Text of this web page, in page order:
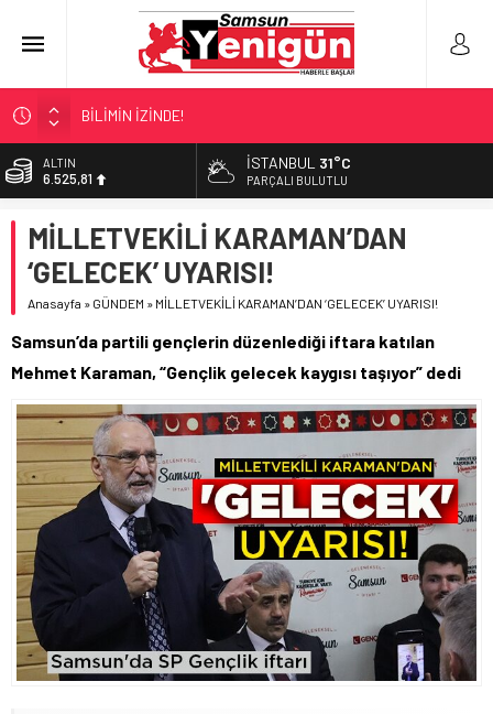
BİLİMİN İZİNDE!
TIR’A ‘ZEHİR’ BASKINI!
FECİ SON!
SAMSUN YANACAK!
ALTIN
6.525,81
13.703,13
DOLAR
47,5932
55,0919
İSTANBUL 31°C
PARÇALI BULUTLU
MİLLETVEKİLİ KARAMAN’DAN
‘GELECEK’ UYARISI!
Anasayfa » GÜNDEM » MİLLETVEKİLİ KARAMAN’DAN ‘GELECEK’ UYARISI!
Samsun’da partili gençlerin düzenlediği iftara katılan
Mehmet Karaman, “Gençlik gelecek kaygısı taşıyor” dedi